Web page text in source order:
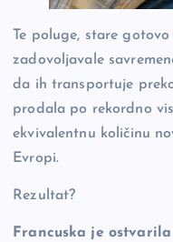
Te poluge, stare
zadovoljavale
da ih transportuje
prodala po rekordno
ekvivalentnu količinu
Evropi.
Rezultat?
Francuska je